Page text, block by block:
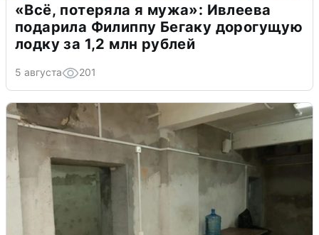
«Всё, потеряла я мужа»: Ивлеева
подарила Филиппу Бегаку дорогущую
лодку за 1,2 млн рублей
5 августа 201